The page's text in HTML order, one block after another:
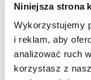
Niniejsza strona
Wykorzystujemy
i reklam, aby
analizować ruch
korzystasz z